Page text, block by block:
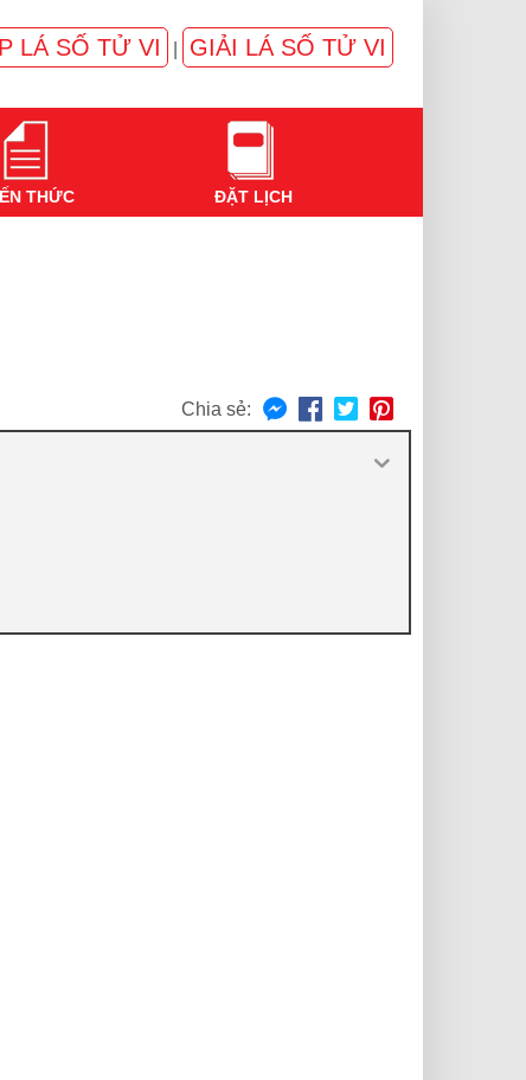
LÁ SỐ TỬ VI GIẢI LÁ SỐ TỬ VI
THỨC ĐẶT LỊCH
Chia sẻ: